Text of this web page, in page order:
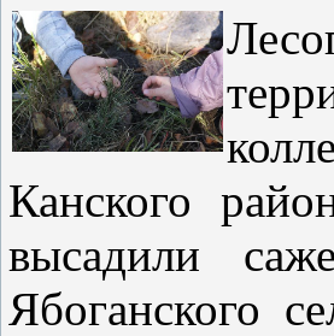
Канского
высадили
Ябоганского